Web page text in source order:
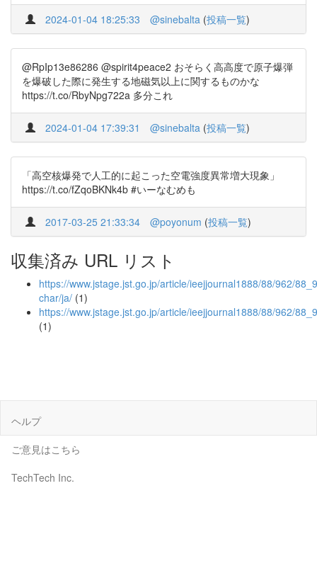
2024-01-04 18:25:33 @sinebalta (投稿一覧)
@RpIp13e86286 @spirit4peace2 おそらく高高度で原子爆弾
を爆破した際に発生する地磁気以上に関するものかな
https://t.co/RbyNpg722a 多分これ
2024-01-04 17:39:31 @sinebalta (投稿一覧)
「高空核爆発で人工的に起こった空電強度異常増大現象」
https://t.co/fZqoBKNk4b #いーなむめも
2017-03-25 21:33:34 @poyonum (投稿一覧)
収集済み URL リスト
https://www.jstage.jst.go.jp/article/ieejjournal1888/88/962/
char/ja/ (1)
https://www.jstage.jst.go.jp/article/ieejjournal1888/88/962/
(1)
ヘルプ
ご意見はこちら
TechTech Inc.